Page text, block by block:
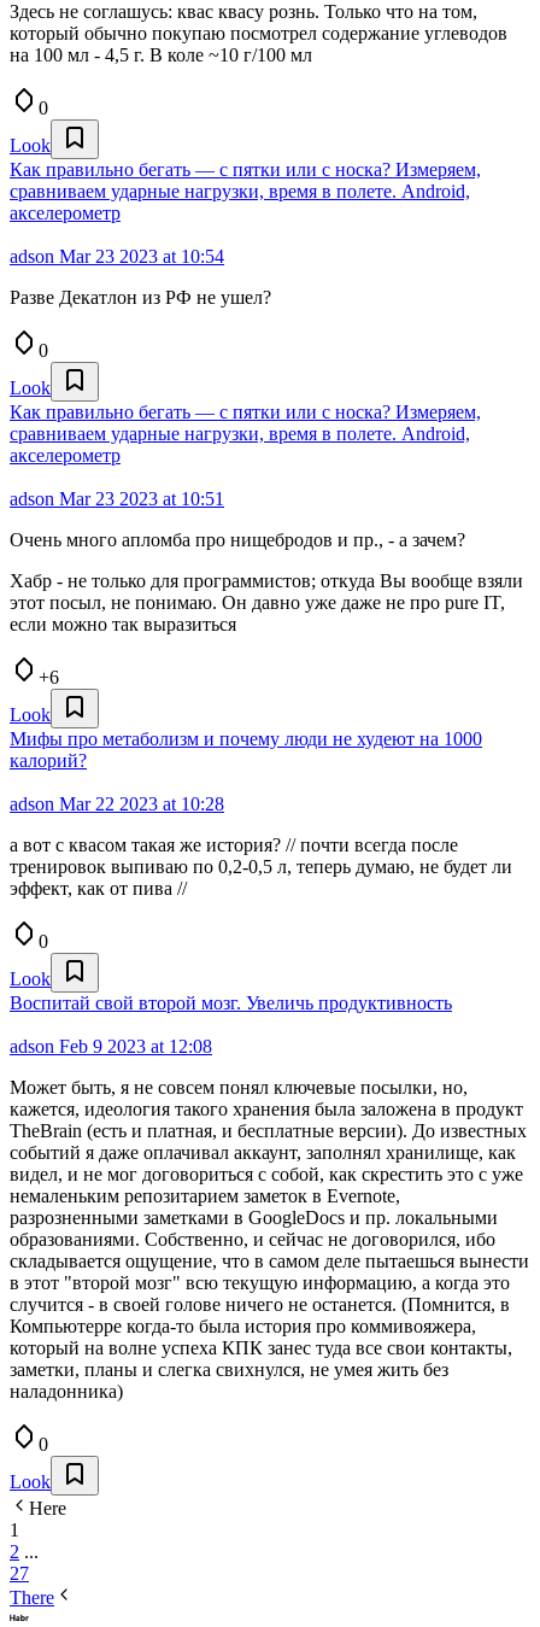
Здесь не соглашусь: квас квасу рознь. Только что на том,
который обычно покупаю посмотрел содержание углеводов
на 100 мл - 4,5 г. В коле ~10 г/100 мл
0
Look
Как правильно бегать — с пятки или с носка? Измеряем,
сравниваем ударные нагрузки, время в полете. Android,
акселерометр
adson Mar 23 2023 at 10:54
Разве Декатлон из РФ не ушел?
0
Look
Как правильно бегать — с пятки или с носка? Измеряем,
сравниваем ударные нагрузки, время в полете. Android,
акселерометр
adson Mar 23 2023 at 10:51
Очень много апломба про нищебродов и пр., - а зачем?
Хабр - не только для программистов; откуда Вы вообще взяли
этот посыл, не понимаю. Он давно уже даже не про pure IT,
если можно так выразиться
+6
Look
Мифы про метаболизм и почему люди не худеют на 1000
калорий?
adson Mar 22 2023 at 10:28
а вот с квасом такая же история? // почти всегда после
тренировок выпиваю по 0,2-0,5 л, теперь думаю, не будет ли
эффект, как от пива //
0
Look
Воспитай свой второй мозг. Увеличь продуктивность
adson Feb 9 2023 at 12:08
Может быть, я не совсем понял ключевые посылки, но,
кажется, идеология такого хранения была заложена в продукт
TheBrain (есть и платная, и бесплатные версии). До известных
событий я даже оплачивал аккаунт, заполнял хранилище, как
видел, и не мог договориться с собой, как скрестить это с уже
немаленьким репозитарием заметок в Evernote,
разрозненными заметками в GoogleDocs и пр. локальными
образованиями. Собственно, и сейчас не договорился, ибо
складывается ощущение, что в самом деле пытаешься вынести
в этот "второй мозг" всю текущую информацию, а когда это
случится - в своей голове ничего не останется. (Помнится, в
Компьютерре когда-то была история про коммивояжера,
который на волне успеха КПК занес туда все свои контакты,
заметки, планы и слегка свихнулся, не умея жить без
наладонника)
0
Look
Here
1
2 ...
27
There